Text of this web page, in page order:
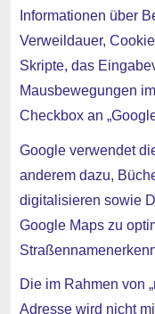
Informationen über
Verweildauer,
Skripte, das
Mausbewegungen
Checkbox an
Google verwendet
anderem dazu,
digitalisieren sowie
Google Maps zu
Die im Rahmen von
Adresse wird nicht